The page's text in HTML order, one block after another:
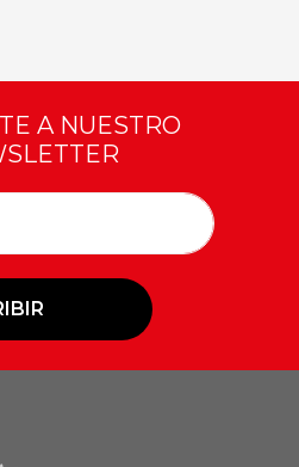
A NUESTRO